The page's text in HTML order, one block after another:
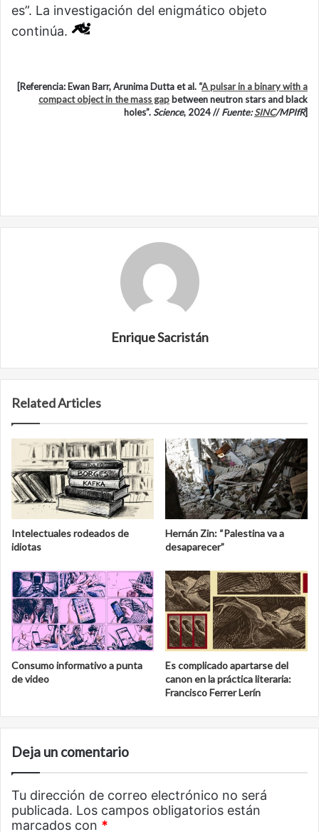
es”. La investigación del enigmático objeto
continúa.
[Referencia: Ewan Barr, Arunima Dutta et al. “A pulsar in a binary with a
compact object in the mass gap between neutron stars and black
holes”.Science, 2024 //Fuente:SINC/MPIfR]
Enrique Sacristán
Related Articles
Intelectuales rodeados de
idiotas
Hernán Zin: “Palestina va a
desaparecer”
Consumo informativo a punta
de video
Es complicado apartarse del
canon en la práctica literaria:
Francisco Ferrer Lerín
Deja un comentario
Tu dirección de correo electrónico no será
publicada. Los campos obligatorios están
marcados con *